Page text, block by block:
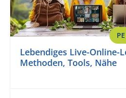
Lebendiges Live-Online-
Methoden, Tools, Nähe